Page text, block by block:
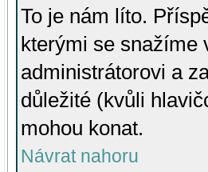
To je nám líto.
kterými se snažíme
administrátorovi a
důležité (kvůli
mohou konat.
Návrat nahoru